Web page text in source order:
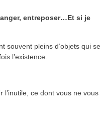
entreposer…Et si je
souvent pleins d’objets qui se
l’existence.
ce dont vous ne vous